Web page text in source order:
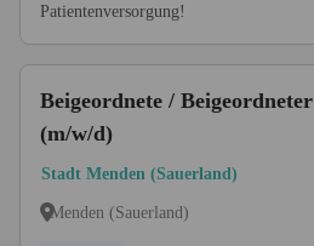
Patientenversorgung!
Beigeordnete / Beigeordneter
(m/w/d)
Stadt Menden (Sauerland)
Menden (Sauerland)